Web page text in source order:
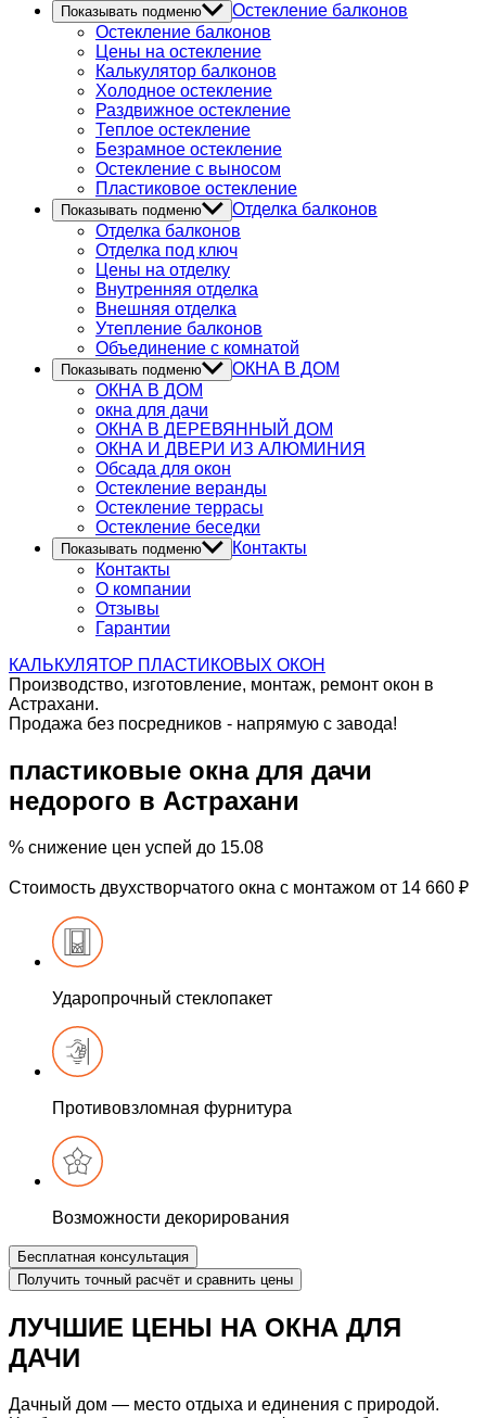
Показывать подменю
Остекление балконов
Остекление балконов
Цены на остекление
Калькулятор балконов
Холодное остекление
Раздвижное остекление
Теплое остекление
Безрамное остекление
Остекление с выносом
Пластиковое остекление
Показывать подменю
Отделка балконов
Отделка балконов
Отделка под ключ
Цены на отделку
Внутренняя отделка
Внешняя отделка
Утепление балконов
Объединение с комнатой
Показывать подменю
ОКНА В ДОМ
ОКНА В ДОМ
окна для дачи
ОКНА В ДЕРЕВЯННЫЙ ДОМ
ОКНА И ДВЕРИ ИЗ АЛЮМИНИЯ
Обсада для окон
Остекление веранды
Остекление террасы
Остекление беседки
Показывать подменю
Контакты
Контакты
О компании
Отзывы
Гарантии
КАЛЬКУЛЯТОР ПЛАСТИКОВЫХ ОКОН
Производство, изготовление, монтаж, ремонт окон в
Астрахани.
Продажа без посредников - напрямую с завода!
пластиковые окна для дачи
недорого в Астрахани
% снижение цен успей до 15.08
Стоимость двухстворчатого окна с монтажом от 14 660 ₽
Ударопрочный стеклопакет
Противовзломная фурнитура
Возможности декорирования
Бесплатная консультация
Получить точный расчёт и сравнить цены
ЛУЧШИЕ ЦЕНЫ НА ОКНА ДЛЯ
ДАЧИ
Дачный дом — место отдыха и единения с природой.